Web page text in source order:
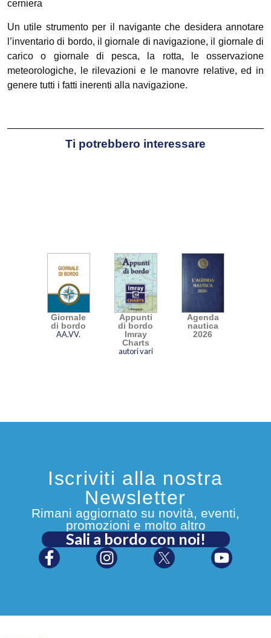
cerniera
Un utile strumento per il navigante che desidera annotare
l’inventario di bordo, il giornale di navigazione, il giornale di
carico o giornale di pesca, la rotta, le osservazione
meteorologiche, le rilevazioni e le manovre relative, ed in
genere tutti i fatti inerenti alla navigazione.
Ti potrebbero interessare
Giornale
di bordo
AA.VV.
Appunti
di bordo
Imray
Charts
autori vari
Agenda
nautica
2026
Iscriviti alla nostra
Newsletter
Rimani aggiornato su novità, eventi,
promozioni e molto altro
Sali a bordo con noi!